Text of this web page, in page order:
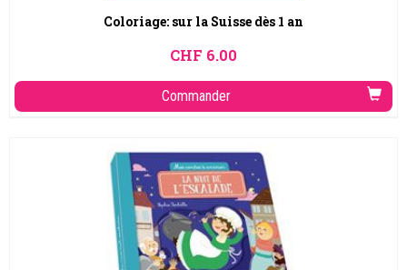
Coloriage: sur la Suisse dès 1 an
CHF 6.00
Commander